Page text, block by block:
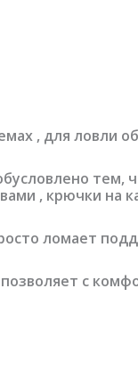
, для ловли
тем,
, крючки на
ломает
с